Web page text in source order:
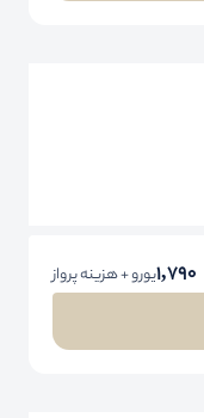
1,790یورو + هزینه پرواز